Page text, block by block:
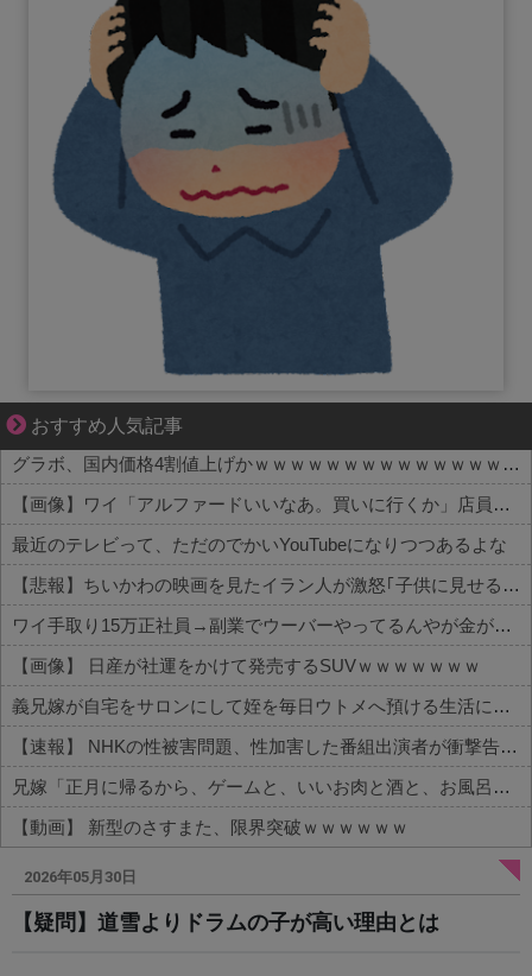
おすすめ人気記事
妻が嫌すぎて壊れていった、ある夫の現実
グラボ、国内価格4割値上げかｗｗｗｗｗｗｗｗｗｗｗｗｗｗｗｗ
【画像】ワイ「アルファードいいなあ。買いに行くか」店員「ほいっ見積もりな！」ワイ「金額おかしくね？」←お前らもそう思うよな？？？？？
最近のテレビって、ただのでかいYouTubeになりつつあるよな
【悲報】ちいかわの映画を見たイラン人が激怒｢子供に見せる内容じゃない｡悪影響は計り知れない｣←これw w w w w w w w w
ワイ手取り15万正社員→副業でウーバーやってるんやが金がない
【画像】 日産が社運をかけて発売するSUVｗｗｗｗｗｗｗ
義兄嫁が自宅をサロンにして姪を毎日ウトメへ預ける生活に。数年後、そのツケが一気に回ってきて…
【速報】 NHKの性被害問題、性加害した番組出演者が衝撃告白！
兄嫁「正月に帰るから、ゲームと、いいお肉と酒と、お風呂グッズの準備しとけよ」寝起きの私「知るかボケ」兄嫁「キィィィィー！！！！」私「あ…」
【動画】 新型のさすまた、限界突破ｗｗｗｗｗｗ
Powered by livedoor 相互RSS
2026年05月30日
【疑問】道雪よりドラムの子が高い理由とは